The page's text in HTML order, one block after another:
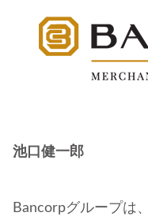
池口健一郎
Bancorpグループは